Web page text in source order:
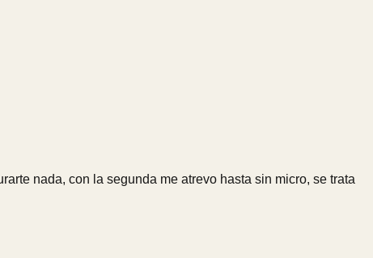
nada, con la segunda me atrevo hasta sin micro, se trata